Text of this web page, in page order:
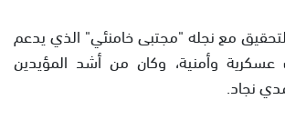
مع نجله "مجتبى خامنئي" الذي يدعم
عسكرية وأمنية، وكان من أشد المؤيدين
نجاد.